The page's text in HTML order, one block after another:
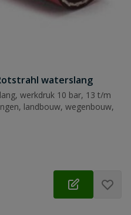
waterslang
werkdruk 10 bar, 13 t/m
landbouw, wegenbouw,